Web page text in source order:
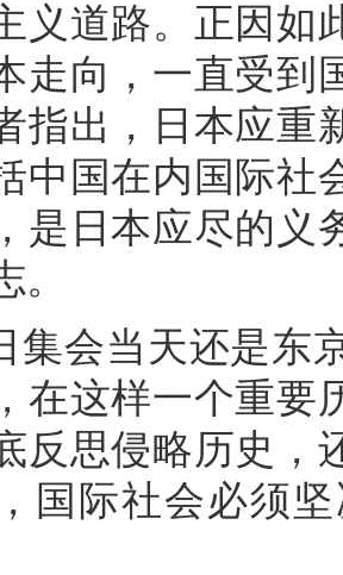
义道路。正因如
走向，一直受到
指出，日本应重
中国在内国际社
是日本应尽的义
。
集会当天还是东
在这样一个重要
反思侵略历史，
国际社会必须